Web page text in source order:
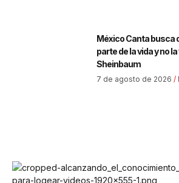
México Canta busca
parte de la vida y no
Sheinbaum
7 de agosto de 2026